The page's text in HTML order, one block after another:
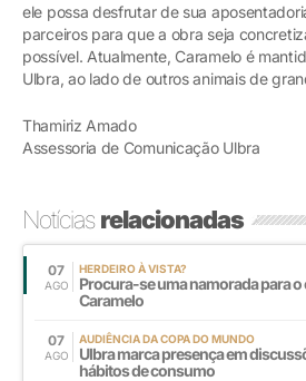
ele possa desfrutar de sua
parceiros para que a obra seja
possível. Atualmente, Caramelo é
Ulbra, ao lado de outros animais de
Thamiriz Amado
Assessoria de Comunicação Ulbra
Notíciasrelacionadas
07
AGO
HERDEIRO À VISTA?
Procura-se uma namorada para o
Caramelo
07
AGO
AUDIÊNCIA DA COPA DO MUNDO
Ulbra marca presença em
hábitos de consumo